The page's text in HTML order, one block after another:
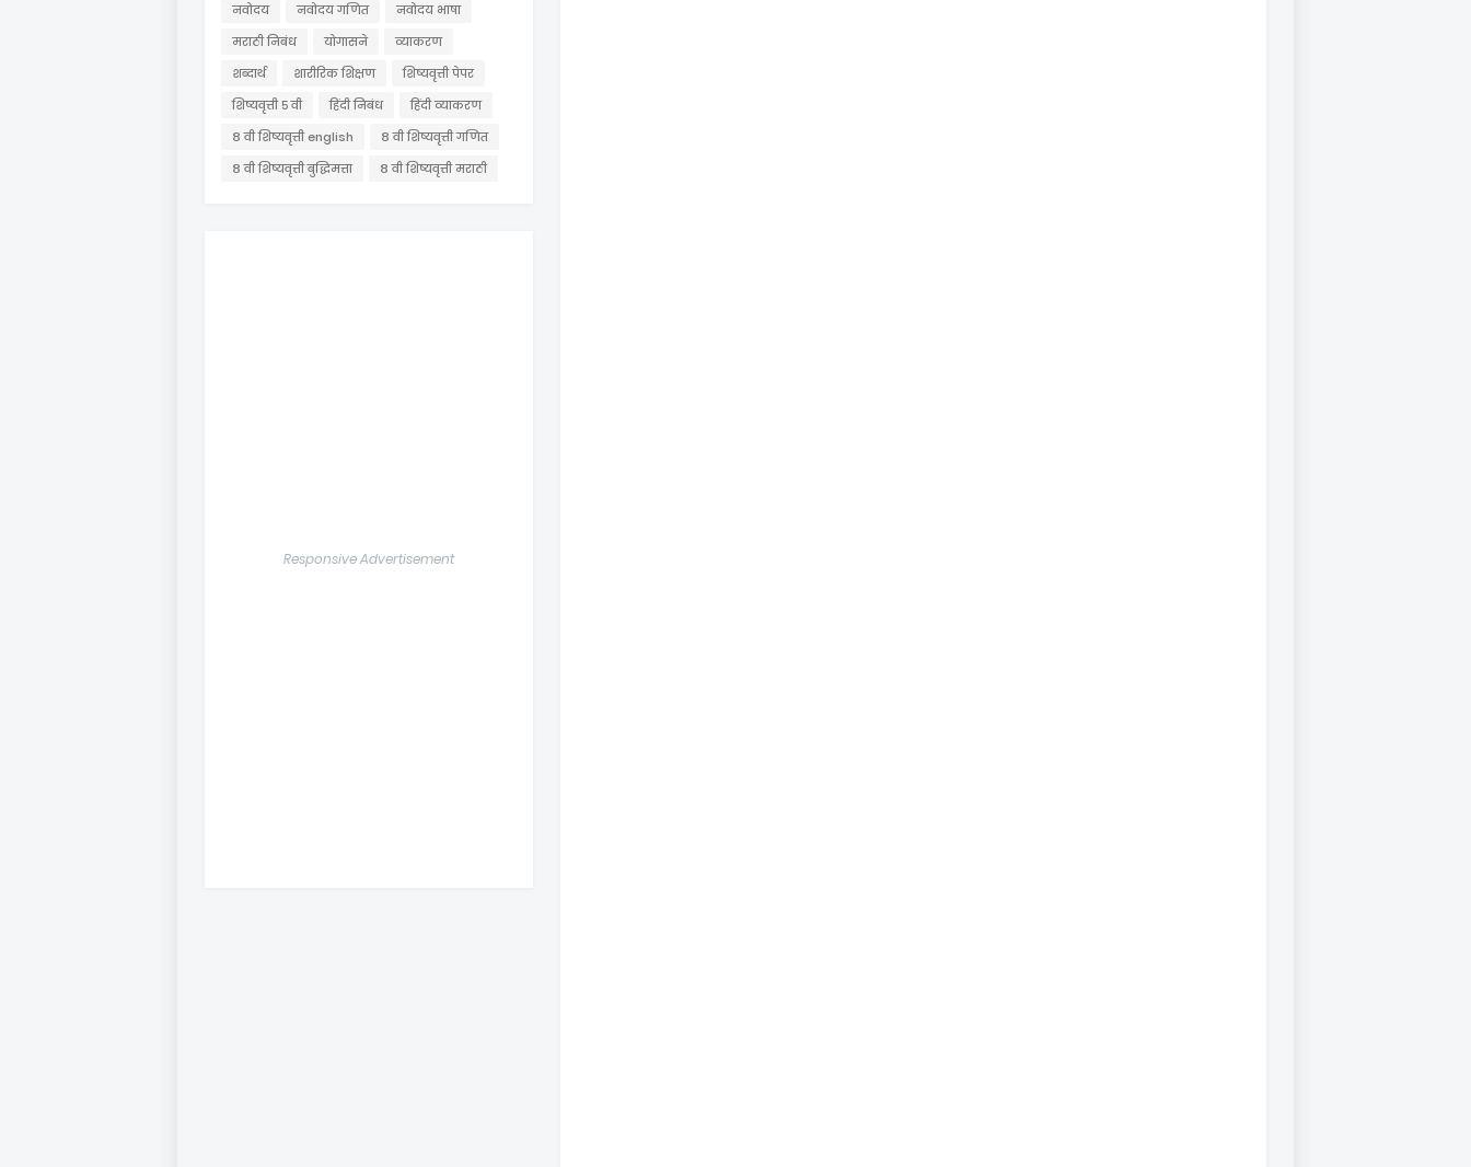
नवोदय
नवोदय गणित
नवोदय भाषा
मराठी निबंध
योगासने
व्याकरण
शब्दार्थ
शारीरिक शिक्षण
शिष्यवृत्ती पेपर
शिष्यवृत्ती ५ वी
हिंदी निबंध
हिंदी व्याकरण
८ वी शिष्यवृत्ती english
८ वी शिष्यवृत्ती गणित
८ वी शिष्यवृत्ती बुद्धिमत्ता
८ वी शिष्यवृत्ती मराठी
Responsive Advertisement